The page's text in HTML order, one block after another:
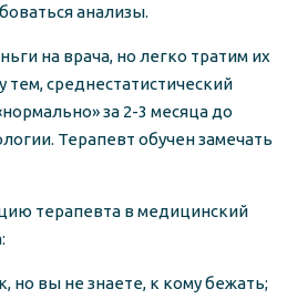
анализы.
на врача, но легко тратим их
среднестатистический
за 2-3 месяца до
Терапевт обучен замечать
терапевта в медицинский
но вы не знаете, к кому бежать;